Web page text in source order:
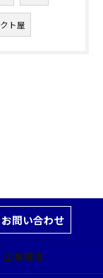
ト屋
お問い合わせ
企業理念